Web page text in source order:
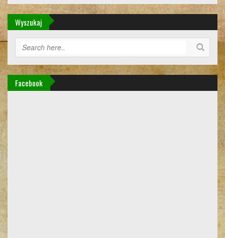
Wyszukaj
Facebook